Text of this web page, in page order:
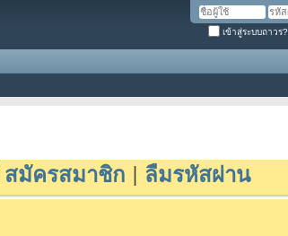
เข้าสู่ระบบถาวร?
สมัครสมาชิก ลืมรหัสผ่าน